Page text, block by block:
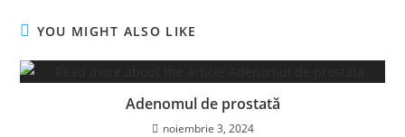
YOU MIGHT ALSO LIKE
Adenomul de prostată
noiembrie 3, 2024